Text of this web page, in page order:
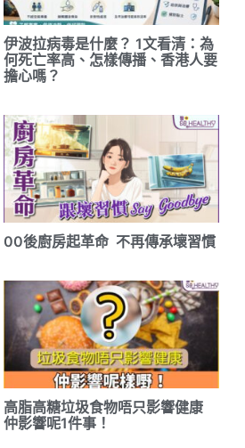
伊波拉病毒是什麼？ 1文看清：為
何死亡率高、怎樣傳播、香港人要
擔心嗎？
00後廚房起革命 不再傳承壞習慣
高脂高糖垃圾食物唔只影響健康
仲影響呢1件事！